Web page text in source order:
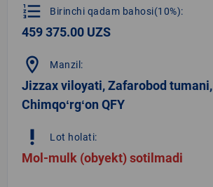
format_list_numbered Birinchi qadam bahosi(10%):
459 375.00 UZS
location_on Manzil:
Jizzax viloyati, Zafarobod tumani,
Chimqoʻrgʻon QFY
priority_high Lot holati:
Mol-mulk (obyekt) sotilmadi